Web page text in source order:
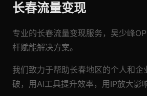
长春流量变现
专业的长春流量变现服务，吴少峰
杆赋能解决方案。
我们致力于帮助长春地区的个人和企
破，用AI工具提升效率，用IP放大影